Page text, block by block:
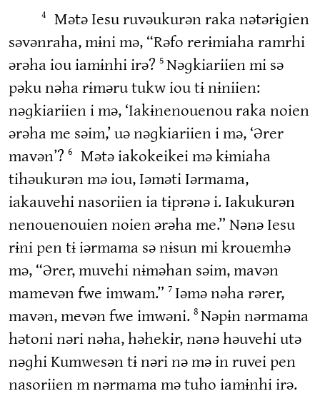
4
Mətə Iesu ruvəukurən raka nətərɨɡien
səvənraha, mɨni mə, “Rəfo rerɨmiaha ramrhi
ərəha iou iamɨnhi irə? 5 Nəɡkiariien mi sə
pəku nəha rɨməru tukw iou tɨ nɨniien:
nəɡkiariien i mə, ‘Iakɨnenouenou raka noien
ərəha me səim,’ uə nəɡkiariien i mə, ‘Ərer
mavən’? 6
Mətə iakokeikei mə kɨmiaha
tihəukurən mə iou, Iəməti Iərmama,
iakauvehi nasoriien ia tɨprənə i. Iakukurən
nenouenouien noien ərəha me.” Nənə Iesu
rɨni pen tɨ iərmama sə nɨsun mi krouemhə
mə, “Ərer, muvehi nɨməhan səim, mavən
mamevən fwe imwam.” 7 Iəmə nəha rərer,
mavən, mevən fwe imwəni. 8 Nəpɨn nərmama
hətoni nəri nəha, həhekɨr, nənə həuvehi utə
nəɡhi Kumwesən tɨ nəri nə mə in ruvei pen
nasoriien m nərmama mə tuho iamɨnhi irə.